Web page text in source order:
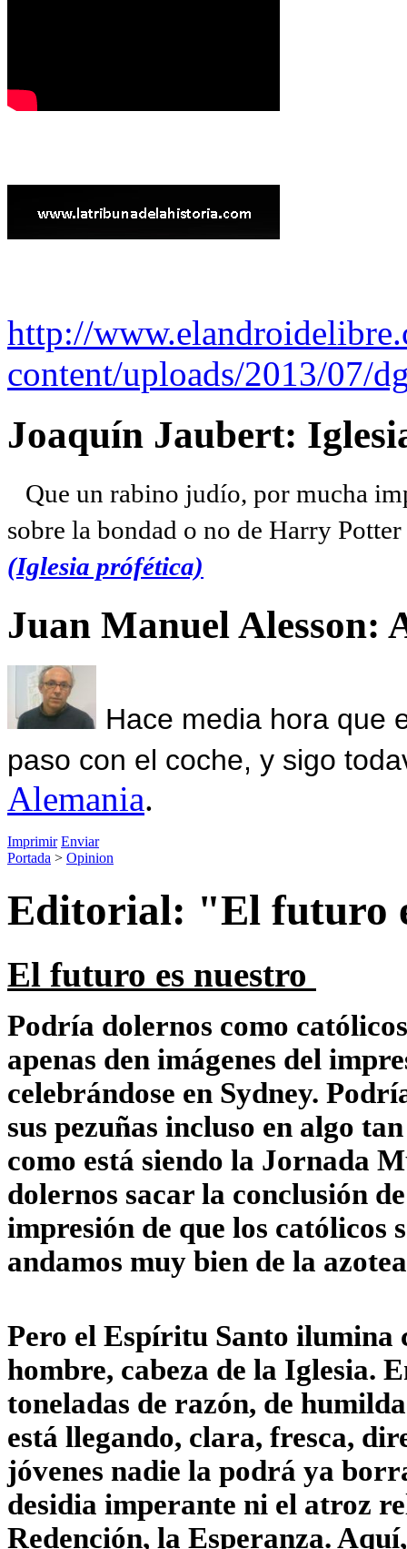
http://
content/uploads/2013/07/
Joaquín Jaubert:
Que un rabino judío, por mucha
sobre la bondad o no de Harry
(Iglesia prófética)
Juan Manuel Alesson:
Hace media hora que
paso con el coche, y sigo
Alemania.
Imprimir Enviar
Portada > Opinion
Editorial: "El futuro
El futuro es nuestro
Podría dolernos como
apenas den imágenes del
celebrándose en Sydney.
sus pezuñas incluso en algo
como está siendo la Jornada
dolernos sacar la conclusión
impresión de que los católicos
andamos muy bien de la
Pero el Espíritu Santo ilumina
hombre, cabeza de la Iglesia.
toneladas de razón, de
está llegando, clara, fresca,
jóvenes nadie la podrá ya
desidia imperante ni el atroz
Redención, la Esperanza.